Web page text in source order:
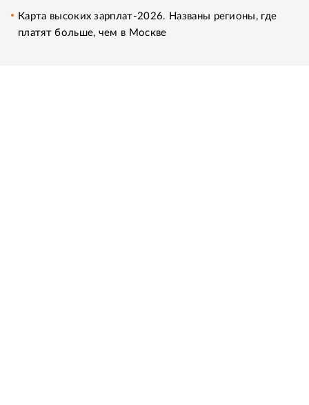
Карта высоких зарплат-2026. Названы регионы, где
платят больше, чем в Москве